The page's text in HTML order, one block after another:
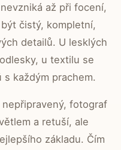
až při focení,
čistý, kompletní,
detailů. U lesklých
u textilu se
každým prachem.
fotograf
a retuší, ale
základu. Čím